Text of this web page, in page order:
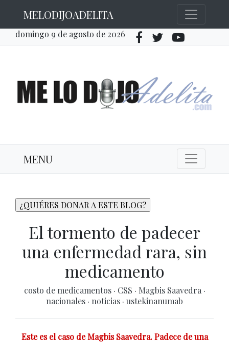
MELODIJOADELITA
domingo 9 de agosto de 2026
MENU
El tormento de padecer
una enfermedad rara, sin
medicamento
costo de medicamentos · CSS · Magbis Saavedra ·
nacionales · noticias · ustekinanumab
Este es el caso de Magbis Saavedra. Padece de una